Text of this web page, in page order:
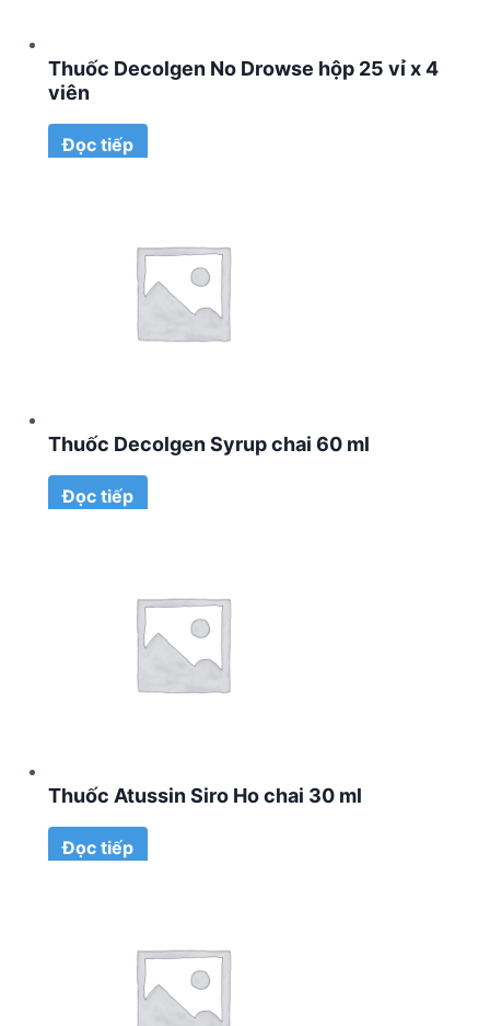
Thuốc Decolgen No Drowse hộp 25 vỉ x 4
viên
Đọc tiếp
Thuốc Decolgen Syrup chai 60 ml
Đọc tiếp
Thuốc Atussin Siro Ho chai 30 ml
Đọc tiếp